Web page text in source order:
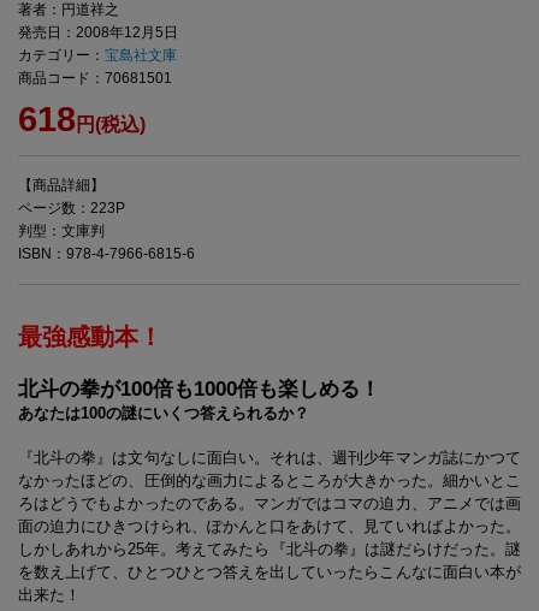
著者：円道祥之
発売日：2008年12月5日
カテゴリー： 宝島社文庫
商品コード：70681501
618円(税込)
【商品詳細】
ページ数：223P
判型：文庫判
ISBN：978-4-7966-6815-6
最強感動本！
北斗の拳が100倍も1000倍も楽しめる！
あなたは100の謎にいくつ答えられるか？
『北斗の拳』は文句なしに面白い。それは、週刊少年マンガ誌にかつて
なかったほどの、圧倒的な画力によるところが大きかった。細かいとこ
ろはどうでもよかったのである。マンガではコマの迫力、アニメでは画
面の迫力にひきつけられ、ぽかんと口をあけて、見ていればよかった。
しかしあれから25年。考えてみたら『北斗の拳』は謎だらけだった。謎
を数え上げて、ひとつひとつ答えを出していったらこんなに面白い本が
出来た！